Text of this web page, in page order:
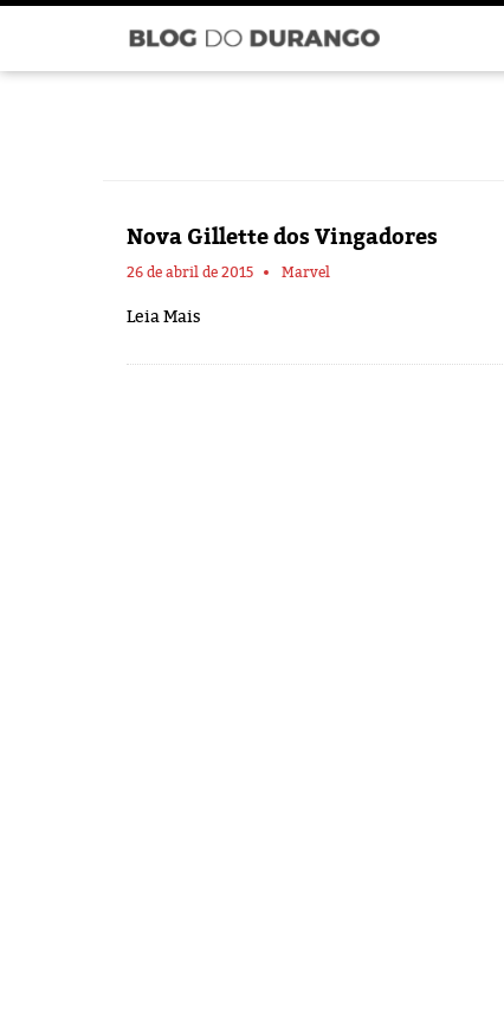
Nova Gillette dos Vingadores
26 de abril de 2015 Marvel
Leia Mais